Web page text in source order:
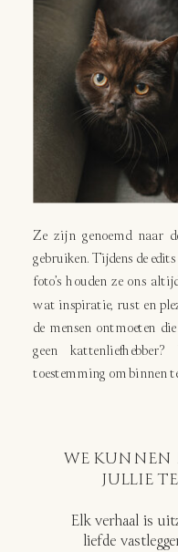
Ze zijn genoemd naar
gebruiken. Tijdens de
foto’s houden ze ons
wat inspiratie, rust en
de mensen ontmoeten
geen
toestemming om binnen
Elk verhaal is
liefde
WE KUNNEN
JULLIE